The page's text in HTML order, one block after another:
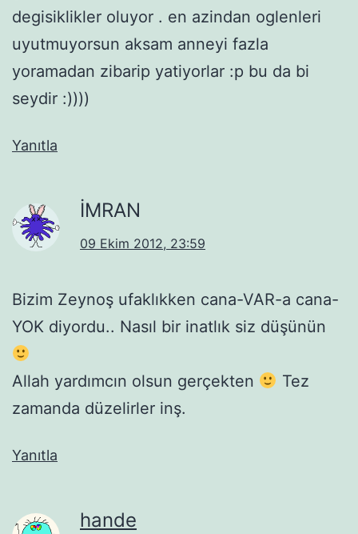
degisiklikler oluyor . en azindan oglenleri
uyutmuyorsun aksam anneyi fazla
yoramadan zibarip yatiyorlar :p bu da bi
seydir :))))
Yanıtla
İMRAN
09 Ekim 2012, 23:59
Bizim Zeynoş ufaklıkken cana-VAR-a cana-
YOK diyordu.. Nasıl bir inatlık siz düşünün
Allah yardımcın olsun gerçekten
Tez
zamanda düzelirler inş.
Yanıtla
hande